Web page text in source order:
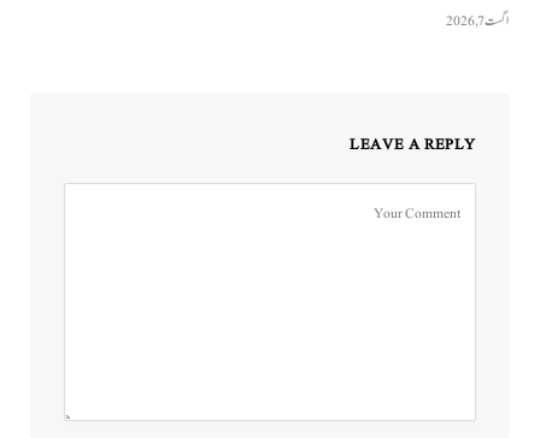
اگست 7, 2026
LEAVE A REPLY